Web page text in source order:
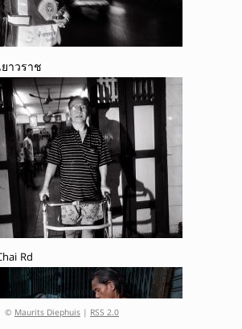
ยาวราช
Rd
© Maurits Diephuis | RSS 2.0